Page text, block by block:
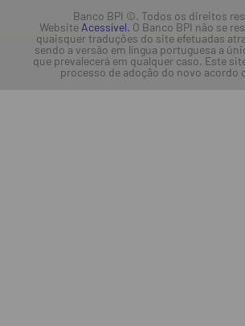
Banco BPI ©. Todos os direitos
Website Acessível. O Banco BPI não se
quaisquer traduções do site efetuadas
sendo a versão em língua portuguesa a
que prevalecerá em qualquer caso. Este
processo de adoção do novo acordo